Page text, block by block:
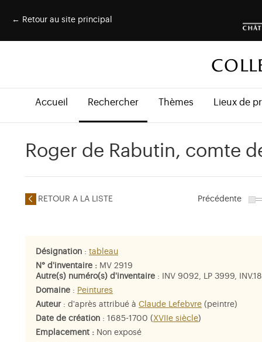
← Retour au site principal
Accueil Rechercher Thèmes Lieux de
Roger de Rabutin, comte
RETOUR A LA LISTE Précédente
Désignation : tableau
N° d'inventaire : MV 2919
Autre(s) numéro(s) d'inventaire : INV 9092, LP 3999,
Domaine : Peintures
Auteur: d'après attribué à Claude Lefebvre (peintre)
Date de création : 1685-1700 ( XVIIe siècle)
Emplacement : Non exposé